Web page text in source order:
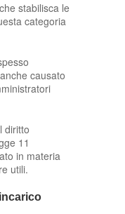
stabilisca le
categoria
causato
diritto
11
in materia
utili.